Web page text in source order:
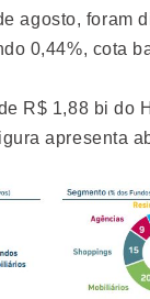
agosto, foram
0,44%, cota
R$ 1,88 bi do
apresenta